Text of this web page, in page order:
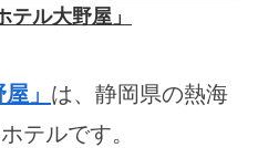
テル大野屋」
」 は、静岡県の熱海
テルです。